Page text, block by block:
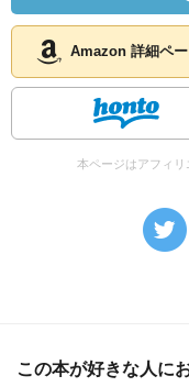
Amazon 詳細ペ
本ページはアフィ
この本が好きな人に